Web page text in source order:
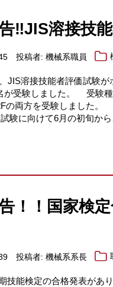
‼JIS溶接技
投稿者: 機械系職員
JIS溶接技能者評価試験
が受験しました。 受験
の両方を受験しました
に向けて6月の初旬から
！！国家検
投稿者: 機械系系長
技能検定の合格発表があ